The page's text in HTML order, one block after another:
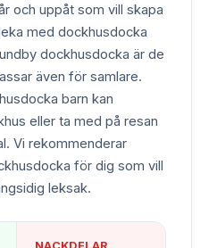
och uppåt som vill skapa
med dockhusdocka
dockhusdocka är de
även för samlare.
barn kan
eller ta med på resan
Vi rekommenderar
för dig som vill
leksak.